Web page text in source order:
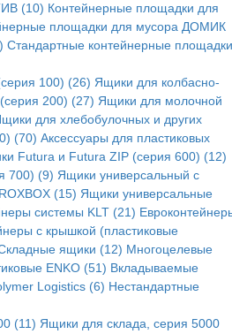
(10) Контейнерные площадки для
площадки для мусора ДОМИК
Стандартные контейнерные площадки
100) (26) Ящики для колбасно-
200) (27) Ящики для молочной
для хлебобулочных и других
(70) Аксессуары для пластиковых
Futura и Futura ZIP (серия 600) (12)
700) (9) Ящики универсальный с
(15) Ящики универсальные
системы KLT (21)
с крышкой (пластиковые
ящики (12) Многоцелевые
ENKO (51) Вкладываемые
Logistics (6) Нестандартные
(11) Ящики для склада, серия 5000